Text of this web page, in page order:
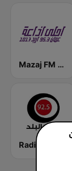
Mazaj FM (مزاج إف إم)